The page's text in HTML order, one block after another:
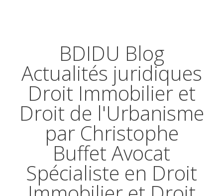
BDIDU Blog
Actualités juridiques
Droit Immobilier et
Droit de l'Urbanisme
par Christophe
Buffet Avocat
Spécialiste en Droit